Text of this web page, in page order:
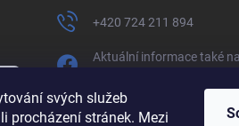
svých služeb
procházení stránek. Mezi
+420 724 211 894
Aktuální informace také na